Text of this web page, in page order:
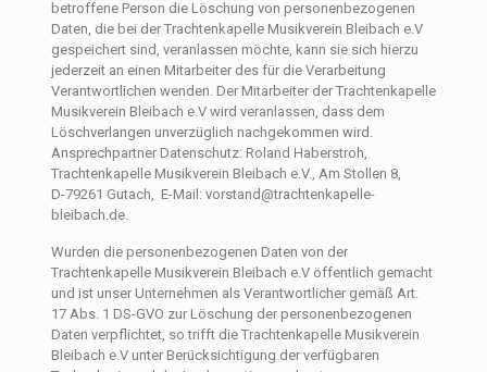
betroffene Person die Löschung von personenbezogenen
Daten, die bei der Trachtenkapelle Musikverein Bleibach e.V
gespeichert sind, veranlassen möchte, kann sie sich hierzu
jederzeit an einen Mitarbeiter des für die Verarbeitung
Verantwortlichen wenden. Der Mitarbeiter der Trachtenkapelle
Musikverein Bleibach e.V wird veranlassen, dass dem
Löschverlangen unverzüglich nachgekommen wird.
Ansprechpartner Datenschutz: Roland Haberstroh,
Trachtenkapelle Musikverein Bleibach e.V., Am Stollen 8,
D-79261 Gutach, E-Mail: vorstand@trachtenkapelle-
bleibach.de.
Wurden die personenbezogenen Daten von der
Trachtenkapelle Musikverein Bleibach e.V öffentlich gemacht
und ist unser Unternehmen als Verantwortlicher gemäß Art.
17 Abs. 1 DS-GVO zur Löschung der personenbezogenen
Daten verpflichtet, so trifft die Trachtenkapelle Musikverein
Bleibach e.V unter Berücksichtigung der verfügbaren